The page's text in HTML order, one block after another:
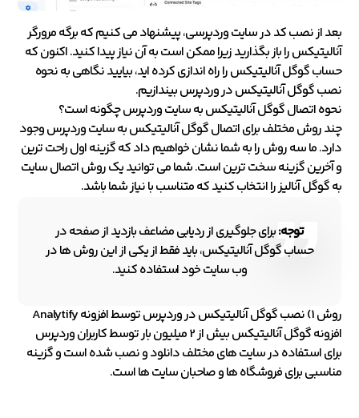
بعد از نصب کد در سایت وردپرسی، پیشنهاد می کنیم که برگه مرورگر
آنالیتیکس را باز بگذارید زیرا ممکن است به آن نیاز پیدا کنید. اکنون که
حساب گوگل آنالیتیکس را راه اندازی کرده اید، بیایید نگاهی به نحوه
نصب گوگل آنالیتیکس در وردپرس بیندازیم.
نحوه اتصال گوگل آنالیتیکس به سایت وردپرس چگونه است؟
چند روش مختلف برای اتصال گوگل آنالیتیکس به سایت وردپرس وجود
دارد. ما سه روش را به شما نشان خواهیم داد که گزینه اول راحت ترین
و آخرین گزینه سخت ترین است. شما می توانید یک روش اتصال سایت
به گوگل آنالیز را انتخاب کنید که متناسب با نیاز شما باشد.
توجه:برای جلوگیری از ردیابی مضاعف بازدید از صفحه در
حساب گوگل آنالیتیکس، باید فقط از یکی از این روش ها در
وب سایت خود استفاده کنید.
روش 1) نصب گوگل آنالیتیکس در وردپرس توسط افزونه Analytify
افزونه گوگل آنالیتیکس بیش از 2 میلیون بار توسط کاربران وردپرس
برای استفاده در سایت های مختلف دانلود و نصب شده است و گزینه
مناسبی برای فروشگاه ها و صاحبان سایت ها است.